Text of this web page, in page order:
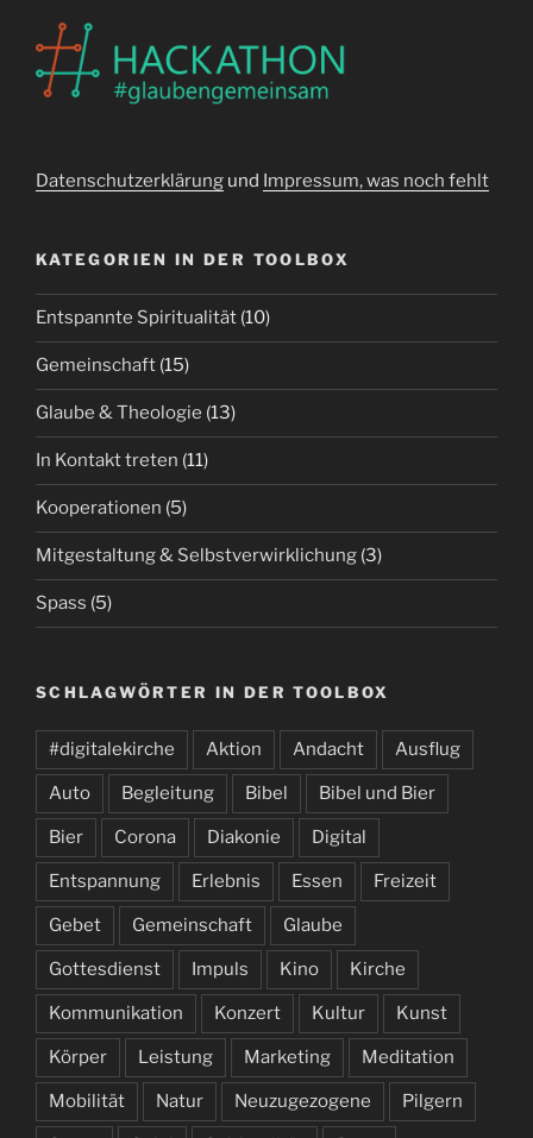
Datenschutzerklärung und Impressum, was noch fehlt
KATEGORIEN IN DER TOOLBOX
Entspannte Spiritualität (10)
Gemeinschaft (15)
Glaube & Theologie (13)
In Kontakt treten (11)
Kooperationen (5)
Mitgestaltung & Selbstverwirklichung (3)
Spass (5)
SCHLAGWÖRTER IN DER TOOLBOX
#digitalekirche Aktion Andacht Ausflug
Auto Begleitung Bibel Bibel und Bier
Bier Corona Diakonie Digital
Entspannung Erlebnis Essen Freizeit
Gebet Gemeinschaft Glaube
Gottesdienst Impuls Kino Kirche
Kommunikation Konzert Kultur Kunst
Körper Leistung Marketing Meditation
Mobilität Natur Neuzugezogene Pilgern